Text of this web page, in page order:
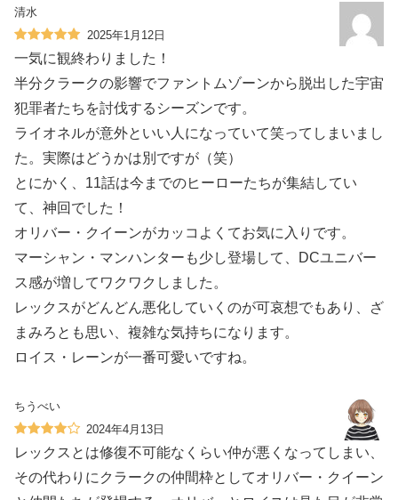
清水
2025年1月12日
一気に観終わりました！
半分クラークの影響でファントムゾーンから脱出した宇宙
犯罪者たちを討伐するシーズンです。
ライオネルが意外といい人になっていて笑ってしまいまし
た。実際はどうかは別ですが（笑）
とにかく、11話は今までのヒーローたちが集結してい
て、神回でした！
オリバー・クイーンがカッコよくてお気に入りです。
マーシャン・マンハンターも少し登場して、DCユニバー
ス感が増してワクワクしました。
レックスがどんどん悪化していくのが可哀想でもあり、ざ
まみろとも思い、複雑な気持ちになります。
ロイス・レーンが一番可愛いですね。
ちうべい
2024年4月13日
レックスとは修復不可能なくらい仲が悪くなってしまい、
その代わりにクラークの仲間枠としてオリバー・クイーン